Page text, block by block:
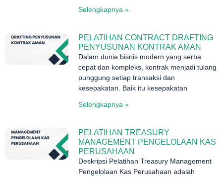
Selengkapnya »
PELATIHAN CONTRACT DRAFTING
PENYUSUNAN KONTRAK AMAN
Dalam dunia bisnis modern yang serba
cepat dan kompleks, kontrak menjadi tulang
punggung setiap transaksi dan
kesepakatan. Baik itu kesepakatan
Selengkapnya »
PELATIHAN TREASURY
MANAGEMENT PENGELOLAAN KAS
PERUSAHAAN
Deskripsi Pelatihan Treasury Management
Pengelolaan Kas Perusahaan adalah